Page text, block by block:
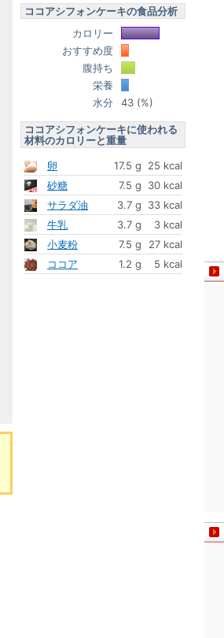
ココアシフォンケーキの食品分析
カロリー
おすすめ度
腹持ち
栄養
水分
43 (%)
ココアシフォンケーキに使われる
材料のカロリーと重量
卵
17.5 g
25 kcal
砂糖
7.5 g
30 kcal
サラダ油
3.7 g
33 kcal
牛乳
3.7 g
3 kcal
小麦粉
7.5 g
27 kcal
ココア
1.2 g 5 kcal